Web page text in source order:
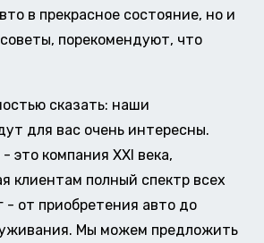
в прекрасное состояние, но и
порекомендуют, что
сказать: наши
для вас очень интересны.
это компания XXI века,
клиентам полный спектр всех
- от приобретения авто до
Мы можем предложить